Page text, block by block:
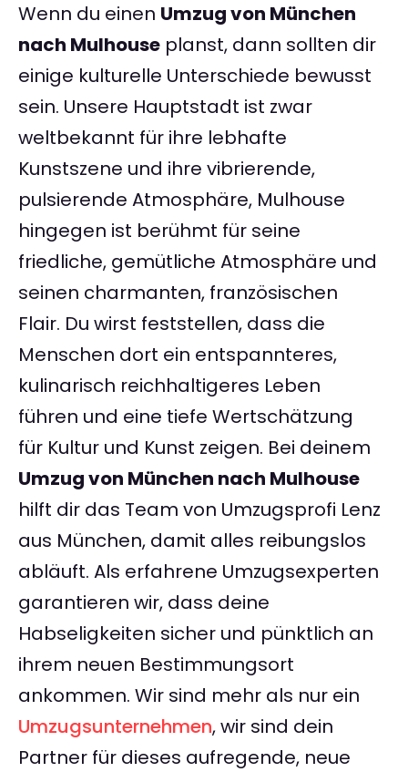
Wenn du einen Umzug von München
nach Mulhouse planst, dann sollten dir
einige kulturelle Unterschiede bewusst
sein. Unsere Hauptstadt ist zwar
weltbekannt für ihre lebhafte
Kunstszene und ihre vibrierende,
pulsierende Atmosphäre, Mulhouse
hingegen ist berühmt für seine
friedliche, gemütliche Atmosphäre und
seinen charmanten, französischen
Flair. Du wirst feststellen, dass die
Menschen dort ein entspannteres,
kulinarisch reichhaltigeres Leben
führen und eine tiefe Wertschätzung
für Kultur und Kunst zeigen. Bei deinem
Umzug von München nach Mulhouse
hilft dir das Team von Umzugsprofi Lenz
aus München, damit alles reibungslos
abläuft. Als erfahrene Umzugsexperten
garantieren wir, dass deine
Habseligkeiten sicher und pünktlich an
ihrem neuen Bestimmungsort
ankommen. Wir sind mehr als nur ein
Umzugsunternehmen, wir sind dein
Partner für dieses aufregende, neue